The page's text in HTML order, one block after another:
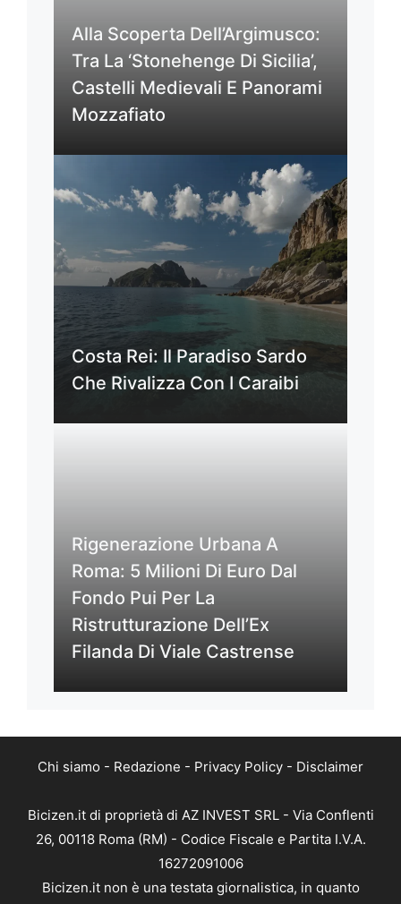
Alla Scoperta Dell’Argimusco:
Tra La ‘Stonehenge Di Sicilia’,
Castelli Medievali E Panorami
Mozzafiato
Costa Rei: Il Paradiso Sardo
Che Rivalizza Con I Caraibi
Rigenerazione Urbana A
Roma: 5 Milioni Di Euro Dal
Fondo Pui Per La
Ristrutturazione Dell’Ex
Filanda Di Viale Castrense
Chi siamo - Redazione - Privacy Policy - Disclaimer
Bicizen.it di proprietà di AZ INVEST SRL - Via Conflenti
26, 00118 Roma (RM) - Codice Fiscale e Partita I.V.A.
16272091006
Bicizen.it non è una testata giornalistica, in quanto